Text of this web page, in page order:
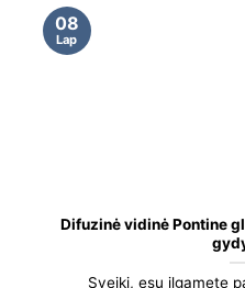
Difuzinė vidinė Pontine
Sveiki, esu ilgametę
08
Lap